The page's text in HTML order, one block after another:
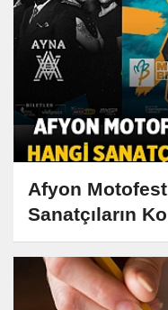
Afyon
Sanatçıların